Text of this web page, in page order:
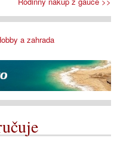
a zahrada